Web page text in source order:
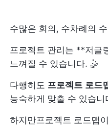
수많은 회의, 수차례의
프로젝트 관리는 **저글
느껴질 수 있습니다. 🤹
다행히도 프로젝트 로드
능숙하게 맞출 수 있습니
하지만프로젝트 로드맵